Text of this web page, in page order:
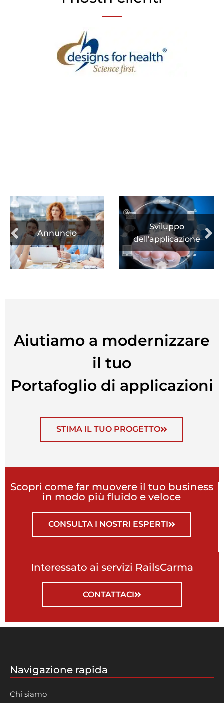
Annuncio
Sviluppo
dell'applicazione
Aiutiamo a modernizzare
il tuo
Portafoglio di applicazioni
STIMA IL TUO PROGETTO
Scopri come far muovere il tuo business
in modo più fluido e veloce
CONSULTA I NOSTRI ESPERTI
Interessato ai servizi RailsCarma
CONTATTACI
Navigazione rapida
Chi siamo